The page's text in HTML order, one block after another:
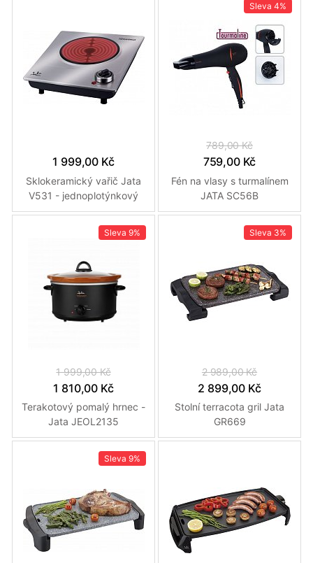
1 999,00 Kč
Sklokeramický vařič Jata
V531 - jednoplotýnkový
Sleva 4%
789,00 Kč
759,00 Kč
Fén na vlasy s turmalínem
JATA SC56B
Sleva 9%
1 999,00 Kč
1 810,00 Kč
Terakotový pomalý hrnec -
Jata JEOL2135
Sleva 3%
2 989,00 Kč
2 899,00 Kč
Stolní terracota gril Jata
GR669
Sleva 9%